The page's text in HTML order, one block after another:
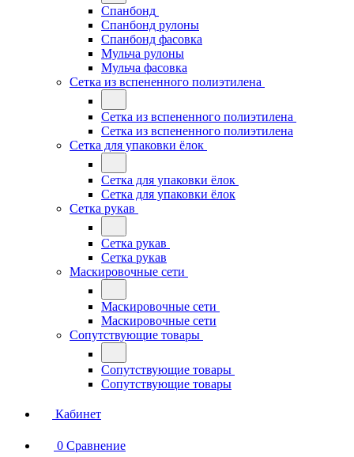
Спанбонд
Спанбонд рулоны
Спанбонд фасовка
Мульча рулоны
Мульча фасовка
Сетка из вспененного полиэтилена
Сетка из вспененного полиэтилена
Сетка из вспененного полиэтилена
Сетка для упаковки ёлок
Сетка для упаковки ёлок
Сетка для упаковки ёлок
Сетка рукав
Сетка рукав
Сетка рукав
Маскировочные сети
Маскировочные сети
Маскировочные сети
Сопутствующие товары
Сопутствующие товары
Сопутствующие товары
Кабинет
0 Сравнение